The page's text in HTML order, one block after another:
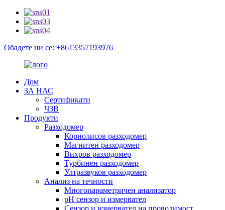
Обадете ни се: +8613357193976
Дом
ЗА НАС
Сертификати
ЧЗВ
Продукти
Разходомер
Кориолисов разходомер
Магнитен разходомер
Вихров разходомер
Турбинен разходомер
Ултразвуков разходомер
Анализ на течности
Многопараметричен анализатор
pH сензор и измервател
Сензор и измервател на проводимост